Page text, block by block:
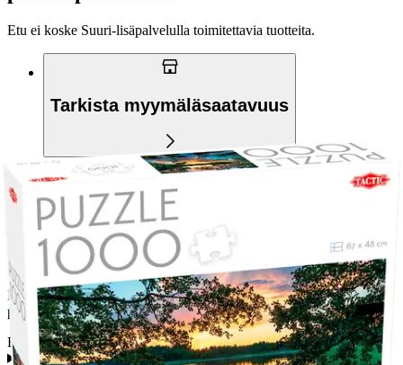
Etu ei koske Suuri‑lisäpalvelulla toimitettavia tuotteita.
Tarkista myymäläsaatavuus
Tuotekuvaus
Koe suomalaisen kesäyön taianomaisuus. 1000 palaa. Valmiin
palapelin koko n. 67 x 48 cm.
Ei varoitustekstiä